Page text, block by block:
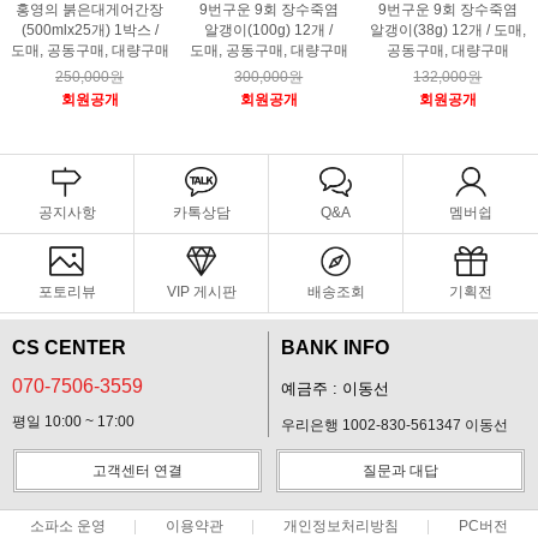
홍영의 붉은대게어간장
(500mlx25개) 1박스 /
도매, 공동구매, 대량구매
250,000원
회원공개
9번구운 9회 장수죽염
알갱이(100g) 12개 /
도매, 공동구매, 대량구매
300,000원
회원공개
9번구운 9회 장수죽염
알갱이(38g) 12개 / 도매,
공동구매, 대량구매
132,000원
회원공개
공지사항 카톡상담 Q&A 멤버쉽
포토리뷰 VIP 게시판 배송조회 기획전
CS CENTER
070-7506-3559
평일 10:00 ~ 17:00
BANK INFO
예금주 : 이동선
우리은행 1002-830-561347 이동선
고객센터 연결 질문과 대답
소파소 운영 이용약관 개인정보처리방침 PC버전